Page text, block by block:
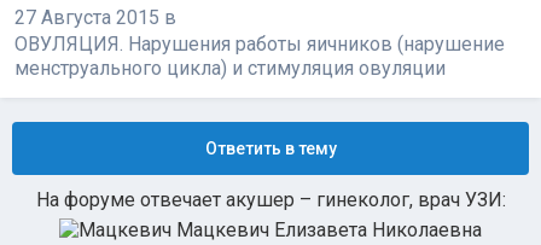
27 Августа 2015 в
ОВУЛЯЦИЯ. Нарушения работы яичников (нарушение
менструального цикла) и стимуляция овуляции
Ответить в тему
На форуме отвечает акушер – гинеколог, врач УЗИ:
Мацкевич Елизавета Николаевна